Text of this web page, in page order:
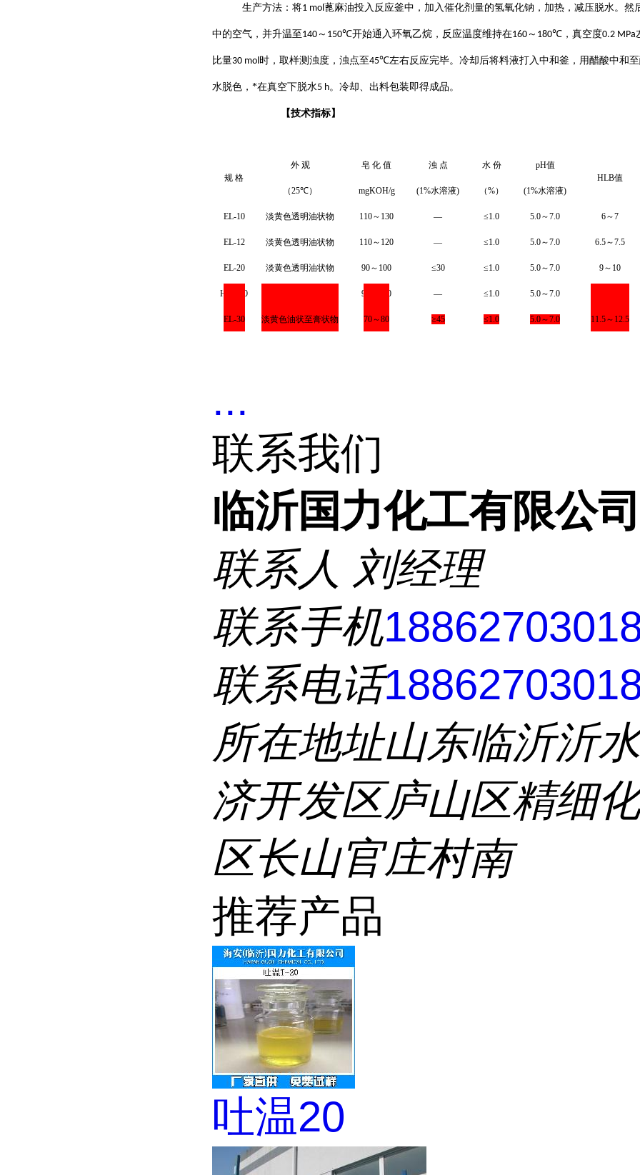
生产方法 ： 将1 mol蓖麻油投入反应釜中，加入催化剂量的氢氧化钠，加热，减压脱水。然
中的空气，并升温至 140 ～ 150℃开始通入环氧乙烷，反应温度维持在160 ～ 180℃ ，真空度0.2 MPa
比量30 mol时，取样测浊度，浊点至45℃左右反应完毕。冷却后将料液打入中和釜，用醋酸中和
水脱色，*在真空下脱水5 h。冷却、出料包装即得成品。
【技术指标】
规 格
外 观
（25℃）
皂 化 值
mgKOH/g
浊 点
(1%水溶液)
水 份
（%）
pH值
(1%水溶液)
HLB值
EL-10 淡黄色透明油状物 110～ 130 — ≤1.0 5.0～7.0 6～7
EL-12 淡黄色透明油状物 110～ 120 — ≤1.0 5.0～7.0 6.5～7.5
EL-20 淡黄色透明油状物 90～ 100 ≤30 ≤1.0 5.0～7.0 9～ 10
HEL 0 90 100 — ≤1.0 5.0～7.0
EL-30 淡黄色油状至膏状物 70～80 ≥45 ≤1.0 5.0～7.0 11.5～ 12.5
...
联系我们
临沂国力化工有限公司
联系人 刘经理
联系手机
联系电话
所在地址山东临沂沂
济开发区庐山区精细
区长山官庄村南
推荐产品
吐温20